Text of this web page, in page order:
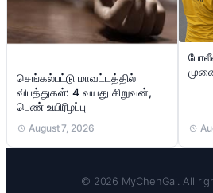
செங்கல்பட்டு மாவட்டத்தில்
விபத்துகள்: 4 வயது சிறுவன்,
பெண் உயிரிழப்பு
August 7, 2026
© 2026 MyChenGai. All